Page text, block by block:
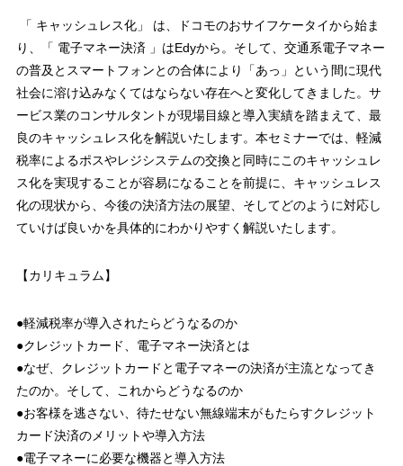
「 キャッシュレス化」 は、ドコモのおサイフケータイから始ま
り、「 電子マネー決済 」はEdyから。そして、交通系電子マネー
の普及とスマートフォンとの合体により「あっ」という間に現代
社会に溶け込みなくてはならない存在へと変化してきました。サ
ービス業のコンサルタントが現場目線と導入実績を踏まえて、最
良のキャッシュレス化を解説いたします。本セミナーでは、軽減
税率によるポスやレジシステムの交換と同時にこのキャッシュレ
ス化を実現することが容易になることを前提に、キャッシュレス
化の現状から、今後の決済方法の展望、そしてどのように対応し
ていけば良いかを具体的にわかりやすく解説いたします。
【カリキュラム】
●軽減税率が導入されたらどうなるのか
●クレジットカード、電子マネー決済とは
●なぜ、クレジットカードと電子マネーの決済が主流となってき
たのか。そして、これからどうなるのか
●お客様を逃さない、待たせない無線端末がもたらすクレジット
カード決済のメリットや導入方法
●電子マネーに必要な機器と導入方法